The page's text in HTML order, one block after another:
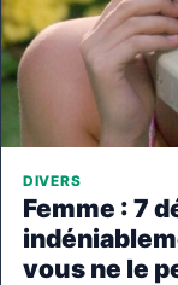
DIVERS
Femme : 7
vous ne le